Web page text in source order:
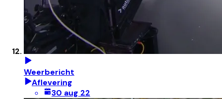
Weerbericht
Aflevering
30 aug 22